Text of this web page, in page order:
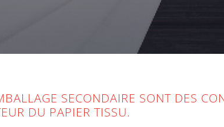
SECONDAIRE SONT DES
DU PAPIER TISSU.